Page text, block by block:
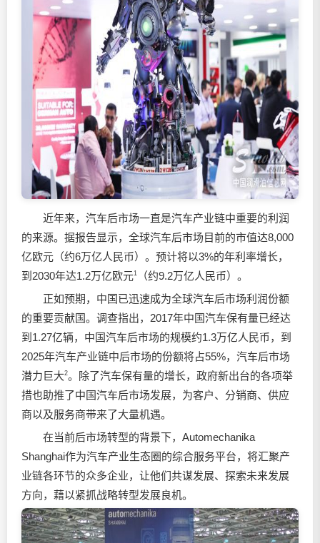
近年来，汽车后市场一直是汽车产业链中重要的利润
的来源。据报告显示，全球汽车后市场目前的市值达8,000
亿欧元（约6万亿人民币）。预计将以3%的年利率增长，
到2030年达1.2万亿欧元1
（约9.2万亿人民币）。
正如预期，中国已迅速成为全球汽车后市场利润份额
的重要贡献国。调查指出，2017年中国汽车保有量已经达
到1.27亿辆，中国汽车后市场的规模约1.3万亿人民币，到
2025年汽车产业链中后市场的份额将占55%，汽车后市场
潜力巨大2。除了汽车保有量的增长，政府新出台的各项举
措也助推了中国汽车后市场发展，为客户、分销商、供应
商以及服务商带来了大量机遇。
在当前后市场转型的背景下，Automechanika
Shanghai作为汽车产业生态圈的综合服务平台，将汇聚产
业链各环节的众多企业，让他们共谋发展、探索未来发展
方向，藉以紧抓战略转型发展良机。